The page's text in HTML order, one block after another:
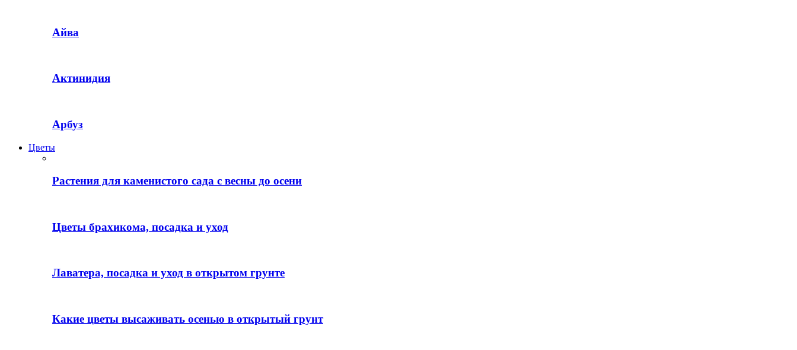
Айва
Актинидия
Арбуз
Цветы
Растения для каменистого сада с весны до осени
Цветы брахикома, посадка и уход
Лаватера, посадка и уход в открытом грунте
Какие цветы высаживать осенью в открытый грунт